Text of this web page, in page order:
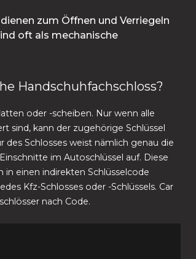
zum Öffnen und Verriegeln
oft als mechanische
Handschuhfachschloss?
oder -scheiben. Nur wenn alle
sind, kann der zugehörige Schlüssel
des Schlosses weist nämlich genau die
im Autoschlüssel auf. Diese
in einen indirekten Schlüsselcode
Kfz-Schlosses oder -Schlüssels. Car
nach Code.